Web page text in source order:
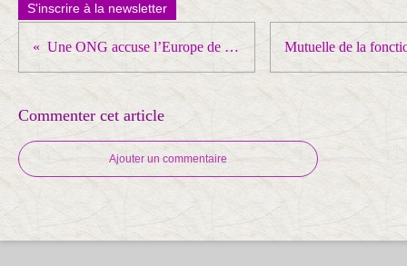
S'inscrire à la newsletter
Une ONG accuse l’Europe de fermer les yeux sur les importations provenant des colonies israéliennes
Commenter cet article
Ajouter un commentaire